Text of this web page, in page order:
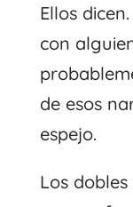
Ellos
con
de esos
espejo.
Los